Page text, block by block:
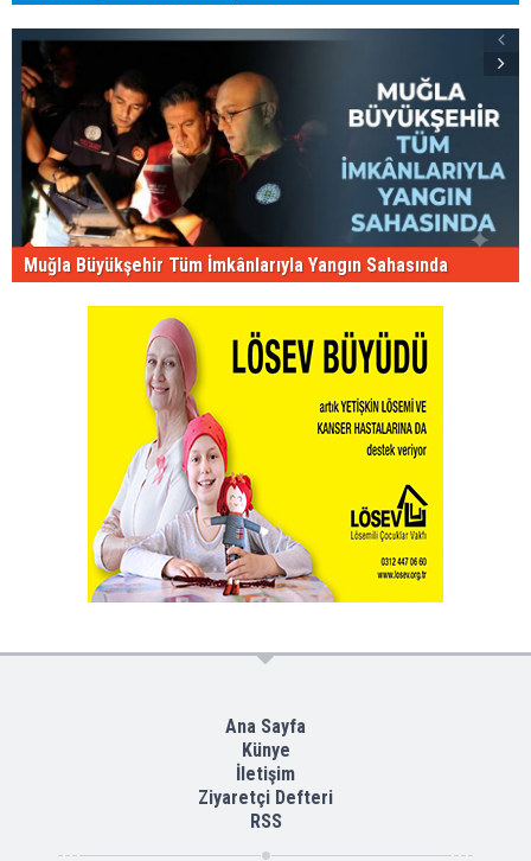
Muğla Büyükşehir Tüm İmkânlarıyla Yangın Sahasında
Ana Sayfa
Künye
İletişim
Ziyaretçi Defteri
RSS